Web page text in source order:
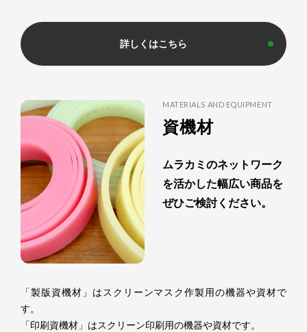
詳しくはこちら
MATERIALS AND EQUIPMENT
資機材
ムラカミのネットワーク
を活かした幅広い商品を
ぜひご検討ください。
「製版資機材」はスクリーンマスク作製用の機器や資材で
す。
「印刷資機材」はスクリーン印刷用の機器や資材です。